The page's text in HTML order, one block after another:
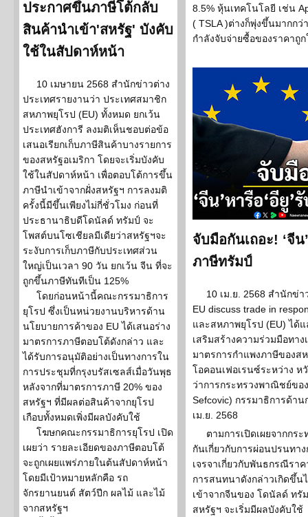
ประกาศขึ้นภาษีโต้กลับ
สินค้านำเข้า'สหรัฐ' บังคับ
ใช้ในสัปดาห์หน้า
10 เมษายน 2568 สำนักข่าวต่าง
ประเทศรายงานว่า ประเทศสมาชิก
สหภาพยุโรป (EU) ทั้งหมด ยกเว้น
ประเทศฮังการี ลงมติเห็นชอบต่อข้อ
เสนอเรียกเก็บภาษีสินค้าบางรายการ
ของสหรัฐอเมริกา โดยจะเริ่มบังคับ
ใช้ในสัปดาห์หน้า เพื่อตอบโต้การขึ้น
ภาษีนำเข้าจากฝั่งสหรัฐฯ การลงมติ
ครั้งนี้มีขึ้นเพียงไม่กี่ชั่วโมง ก่อนที่
ประธานาธิบดีโดนัลด์ ทรัมป์ จะ
โพสต์บนโซเชียลมีเดียว่าสหรัฐฯจะ
ระงับการเก็บภาษีกับประเทศส่วน
ใหญ่เป็นเวลา 90 วัน ยกเว้น จีน ที่จะ
ถูกขึ้นภาษีทันทีเป็น 125%
โดยก่อนหน้านี้คณะกรรมาธิการ
ยุโรป ซึ่งเป็นหน่วยงานบริหารด้าน
นโยบายการค้าของ EU ได้เสนอร่าง
มาตรการภาษีตอบโต้ดังกล่าว และ
ได้รับการอนุมัติอย่างเป็นทางการใน
การประชุมที่กรุงบรัสเซลส์เมื่อวันพุธ
หลังจากที่มาตรการภาษี 20% ของ
สหรัฐฯ ที่มีผลต่อสินค้าจากยุโรป
เกือบทั้งหมดเพิ่งมีผลบังคับใช้
โฆษกคณะกรรมาธิการยุโรป เปิด
เผยว่า รายละเอียดของภาษีตอบโต้
จะถูกเผยแพร่ภายในต้นสัปดาห์หน้า
โดยมีเป้าหมายหลักคือ รถ
จักรยานยนต์ สัตว์ปีก ผลไม้ และไม้
จากสหรัฐฯ
8.5% หุ้นเทคโนโลยี เช่น
( TSLA )ต่างก็พุ่งขึ้นมากก
กำลังจับจ่ายซื้อของราคา
จับมือกันเถอะ! ‘จีน
ภาษีทรัมป์
10 เม.ย. 2568 สำนักข่า
EU discuss trade in
และสหภาพยุโรป (EU) ได้
เสริมสร้างความร่วมมือทา
มาตรการกำแพงภาษีของส
โอคอนเฟอเรนซ์ระหว่าง ห
ว่าการกระทรวงพาณิชย์ขอ
Sefcovic) กรรมาธิการด้า
เม.ย. 2568
ตามการเปิดเผยจากกร
กันเกี่ยวกับการผ่อนปรนทา
เจรจาเกี่ยวกับพันธกรณีรา
การสนทนาดังกล่าวเกิดขึ้
เข้าจากจีนของ โดนัลด์ ทรั
สหรัฐฯ จะเริ่มมีผลบังคับใช้